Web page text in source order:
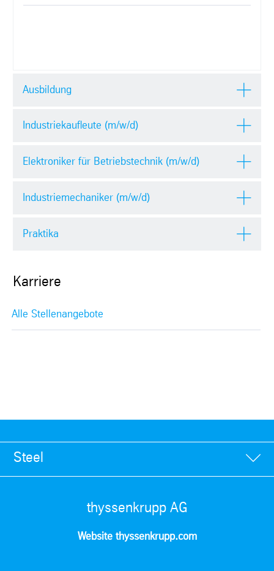
Ausbildung
Industriekaufleute (m/w/d)
Elektroniker für Betriebstechnik (m/w/d)
Industriemechaniker (m/w/d)
Praktika
Karriere
Alle Stellenangebote
Steel
thyssenkrupp AG
Website thyssenkrupp.com